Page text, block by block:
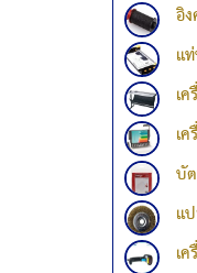
อิ
แ
เ
เ
บั
แ
เ